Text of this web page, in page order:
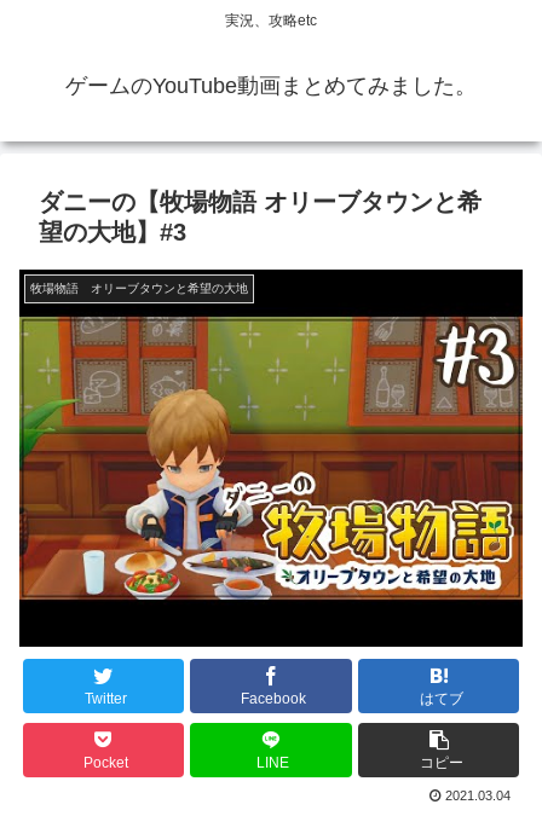
実況、攻略etc
ゲームのYouTube動画まとめてみました。
ダニーの【牧場物語 オリーブタウンと希
望の大地】#3
牧場物語 オリーブタウンと希望の大地
Twitter Facebook はてブ
Pocket LINE コピー
2021.03.04